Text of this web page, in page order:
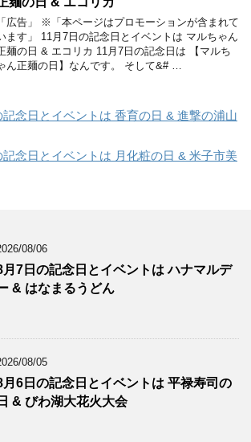
「広告」 ※「本ページはプロモーションが含まれて
ます」 11月7日の記念日とイベントは マルちゃん
麺の日 & エコリカ 11月7日の記念日は 【マルち
ん正麺の日】なんです。 そして&# …
記念日とイベントは 香育の日 & 進撃の浦山
記念日とイベントは 月化粧の日 & 米子市美
08/06
月7日の記念日とイベントは ハナマルデ
& はなまるうどん
08/05
月6日の記念日とイベントは 平禄寿司の
日 & びわ湖大花火大会